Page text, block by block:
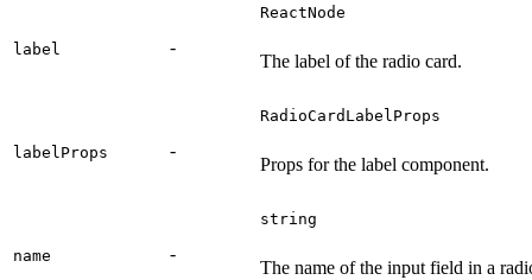
label -
ReactNode
The label of the radio card.
labelProps -
RadioCardLabelProps
Props for the label component.
name -
string
The name of the input field in a